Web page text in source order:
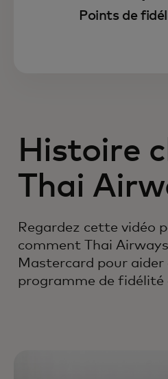
Stimulez la croissance
Points de
Histoire
Thai
Regardez cette vidéo
comment Thai
Mastercard pour
programme de fidélité